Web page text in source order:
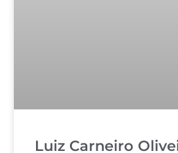
Luiz Carneiro